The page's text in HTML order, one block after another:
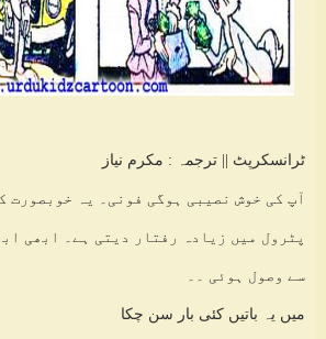
ٹرانسکرپٹ || ترجمہ : مکرم نیاز
آپ کی خوش نصیبی ہوگی فونی۔ یہ خوبصورت
پٹرول میں زیادہ رفتار دیتی ہے۔ ابھی
سے وصول ہوئی ۔۔
میں یہ باتیں کئی بار سن چکا